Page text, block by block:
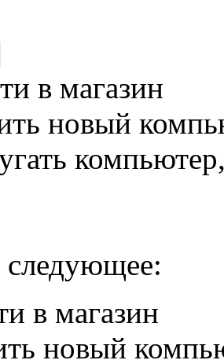
в магазин
новый
следующее:
в магазин
новый